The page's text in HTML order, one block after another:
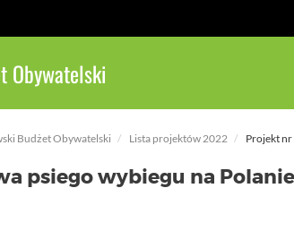
Obywatelski
Budżet Obywatelski Lista projektów 2022 Projekt
psiego wybiegu na